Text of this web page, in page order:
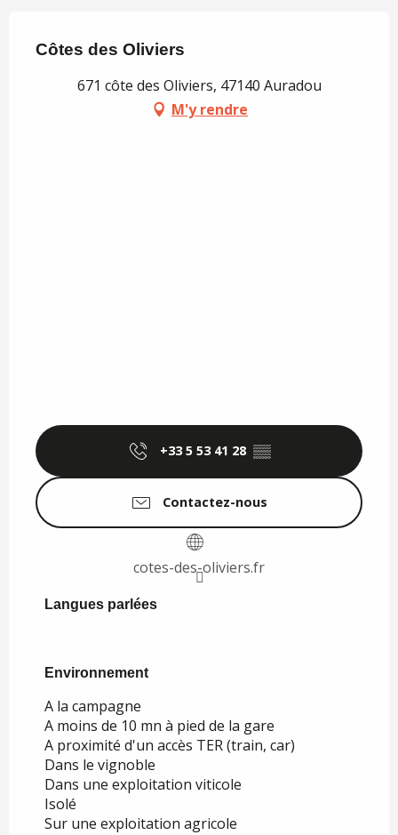
Côtes des Oliviers
671 côte des Oliviers, 47140 Auradou
M'y rendre
+33 5 53 41 28 ▒▒
Contactez-nous
cotes-des-oliviers.fr
Langues parlées
Langues parlées
Environnement
Environnement
A la campagne
A moins de 10 mn à pied de la gare
A proximité d'un accès TER (train, car)
Dans le vignoble
Dans une exploitation viticole
Isolé
Sur une exploitation agricole